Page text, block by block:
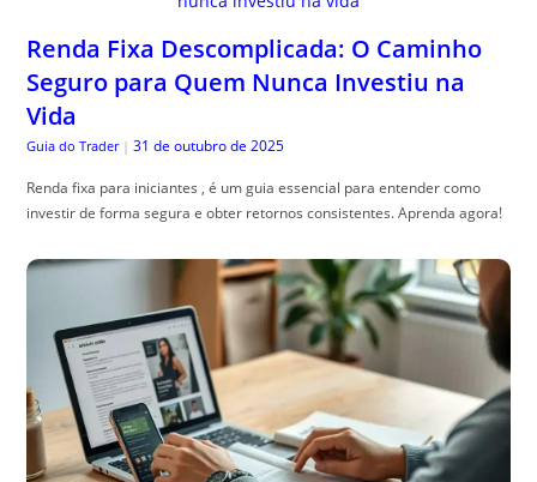
Renda Fixa Descomplicada: O Caminho
Seguro para Quem Nunca Investiu na
Vida
Guia do Trader | 31 de outubro de 2025
Renda fixa para iniciantes , é um guia essencial para entender como
investir de forma segura e obter retornos consistentes. Aprenda agora!